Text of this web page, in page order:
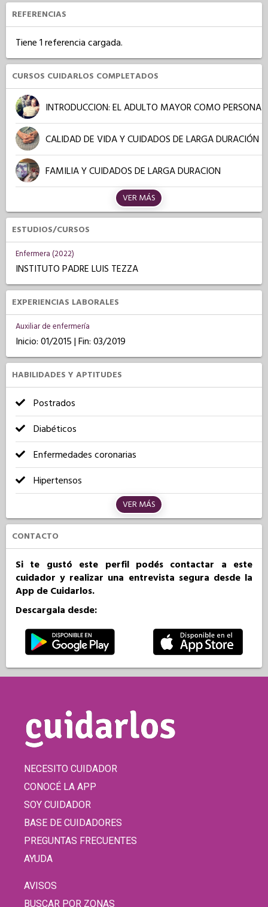
REFERENCIAS
Tiene 1 referencia cargada.
CURSOS CUIDARLOS COMPLETADOS
INTRODUCCION: EL ADULTO MAYOR COMO PERSONA
CALIDAD DE VIDA Y CUIDADOS DE LARGA DURACIÓN
FAMILIA Y CUIDADOS DE LARGA DURACION
VER MÁS
ESTUDIOS/CURSOS
Enfermera (2022)
INSTITUTO PADRE LUIS TEZZA
EXPERIENCIAS LABORALES
Auxiliar de enfermería
Inicio: 01/2015 | Fin: 03/2019
HABILIDADES Y APTITUDES
Postrados
Diabéticos
Enfermedades coronarias
Hipertensos
VER MÁS
CONTACTO
Si te gustó este perfil podés contactar a este
cuidador y realizar una entrevista segura desde la
App de Cuidarlos.
Descargala desde:
NECESITO CUIDADOR
CONOCÉ LA APP
SOY CUIDADOR
BASE DE CUIDADORES
PREGUNTAS FRECUENTES
AYUDA
AVISOS
BUSCAR POR ZONAS